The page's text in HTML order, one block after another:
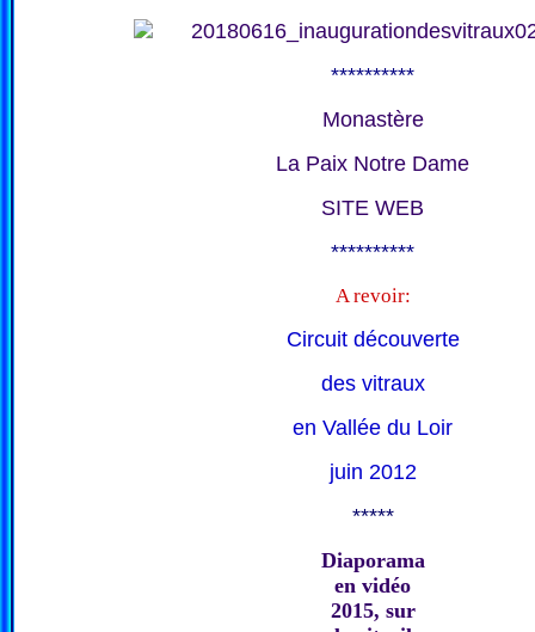
**********
Monastère
La Paix Notre Dame
SITE WEB
**********
A revoir:
Circuit découverte
des vitraux
en Vallée du Loir
juin 2012
*****
Diaporama
en vidéo
2015, sur